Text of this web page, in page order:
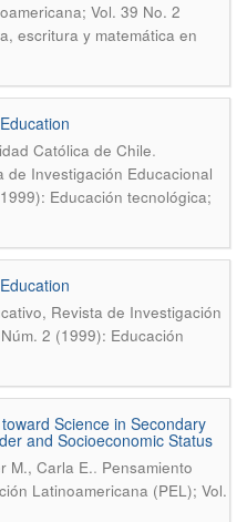
Vol. 39 No. 2
escritura y matemática en
Católica de Chile.
de Investigación Educacional
Educación tecnológica;
Revista de Investigación
2 (1999): Educación
Science in Secondary
and Socioeconomic Status
M., Carla E.. Pensamiento
Latinoamericana (PEL); Vol.